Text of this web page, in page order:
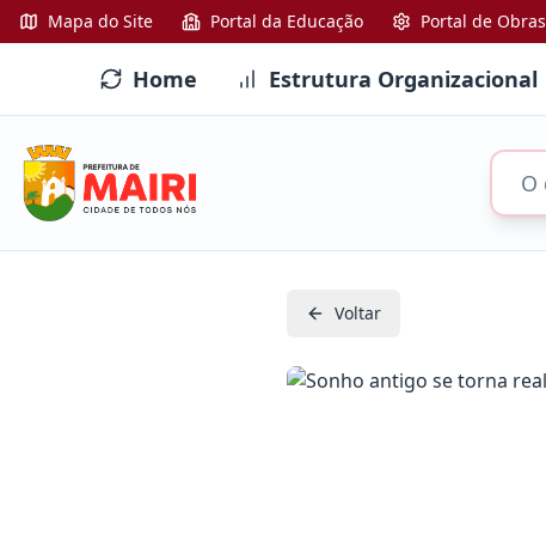
Mapa do Site Portal da Educação Portal de Obras
Home Estrutura Organizacional
Voltar